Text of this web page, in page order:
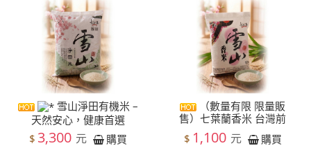
雪山淨田有機米 –
天然安心，健康首選
$ 3,300 元 購買
（數量有限 限量販
售）七葉蘭香米 台灣前
$ 1,100 元 購買